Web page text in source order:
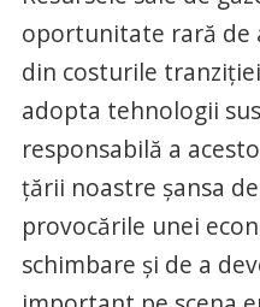
oportunitate rară de
din costurile
adopta tehnologii
responsabilă a
țării noastre șansa
provocările unei
schimbare și de a